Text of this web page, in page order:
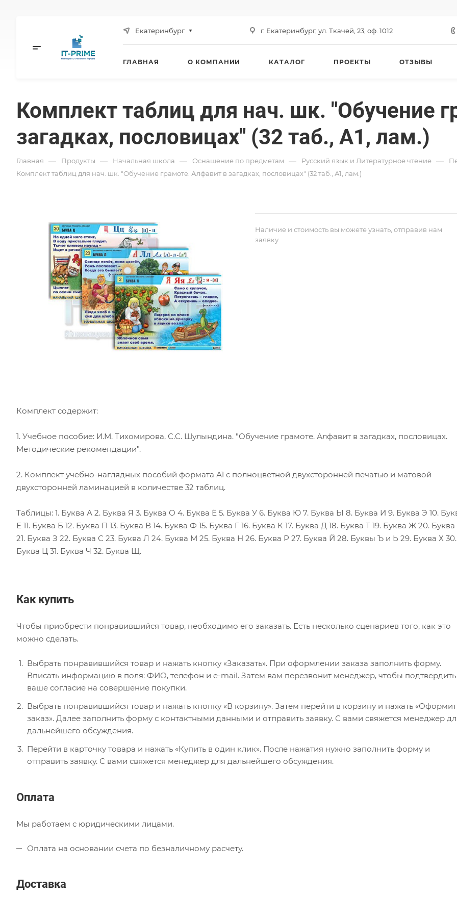
Екатеринбург г. Екатеринбург, ул. Ткачей, 23, оф. 1012
ГЛАВНАЯ О КОМПАНИИ КАТАЛОГ ПРОЕКТЫ ОТЗЫВЫ
Комплект таблиц для нач. шк. "Обучение
загадках, пословицах" (32 таб., А1, лам.)
Главная — Продукты — Начальная школа — Оснащение по предметам — Русский язык и Литературное чтение —
Комплект таблиц для нач. шк. "Обучение грамоте. Алфавит в загадках, пословицах" (32 таб., А1, лам.)
Наличие и стоимость вы можете узнать, отправив нам
заявку
Комплект содержит:
1. Учебное пособие: И.М. Тихомирова, С.С. Шулындина. "Обучение грамоте. Алфавит в загадках, пословицах.
Методические рекомендации".
2. Комплект учебно-наглядных пособий формата А1 с полноцветной двухсторонней печатью и матовой
двухсторонней ламинацией в количестве 32 таблиц.
Таблицы: 1. Буква А 2. Буква Я 3. Буква О 4. Буква Ё 5. Буква У 6. Буква Ю 7. Буква Ы 8. Буква И 9. Буква Э 10.
Е 11. Буква Б 12. Буква П 13. Буква В 14. Буква Ф 15. Буква Г 16. Буква К 17. Буква Д 18. Буква Т 19. Буква Ж 20.
21. Буква З 22. Буква С 23. Буква Л 24. Буква М 25. Буква Н 26. Буква Р 27. Буква Й 28. Буквы Ъ и Ь 29. Буква Х 30.
Буква Ц 31. Буква Ч 32. Буква Щ.
Как купить
Чтобы приобрести понравившийся товар, необходимо его заказать. Есть несколько сценариев того, как это
можно сделать.
Выбрать понравившийся товар и нажать кнопку «Заказать». При оформлении заказа заполнить форму.
Вписать информацию в поля: ФИО, телефон и e-mail. Затем вам перезвонит менеджер, чтобы подтвердить
ваше согласие на совершение покупки.
Выбрать понравившийся товар и нажать кнопку «В корзину». Затем перейти в корзину и нажать
заказ». Далее заполнить форму с контактными данными и отправить заявку. С вами свяжется менеджер
дальнейшего обсуждения.
Перейти в карточку товара и нажать «Купить в один клик». После нажатия нужно заполнить форму и
отправить заявку. С вами свяжется менеджер для дальнейшего обсуждения.
Оплата
Мы работаем с юридическими лицами.
Оплата на основании счета по безналичному расчету.
Доставка